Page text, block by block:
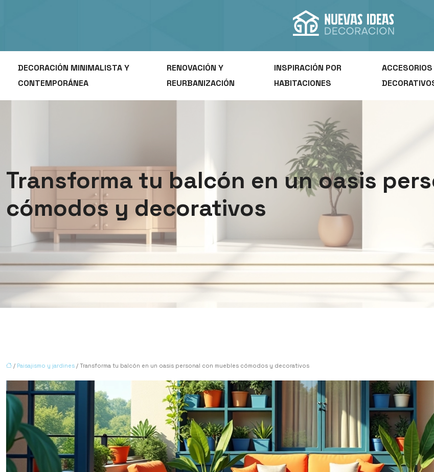
DECORACIÓN MINIMALISTA Y
CONTEMPORÁNEA
RENOVACIÓN Y
REURBANIZACIÓN
INSPIRACIÓN POR
HABITACIONES
ACCESORIOS
Transforma tu balcón en un oasis
cómodos y decorativos
/ Paisajismo y jardines / Transforma tu balcón en un oasis personal con muebles cómodos y decorativos